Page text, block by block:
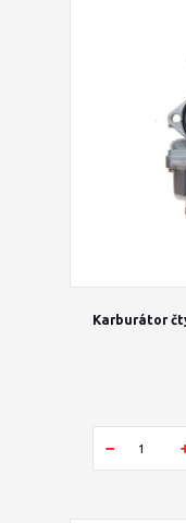
Karburátor